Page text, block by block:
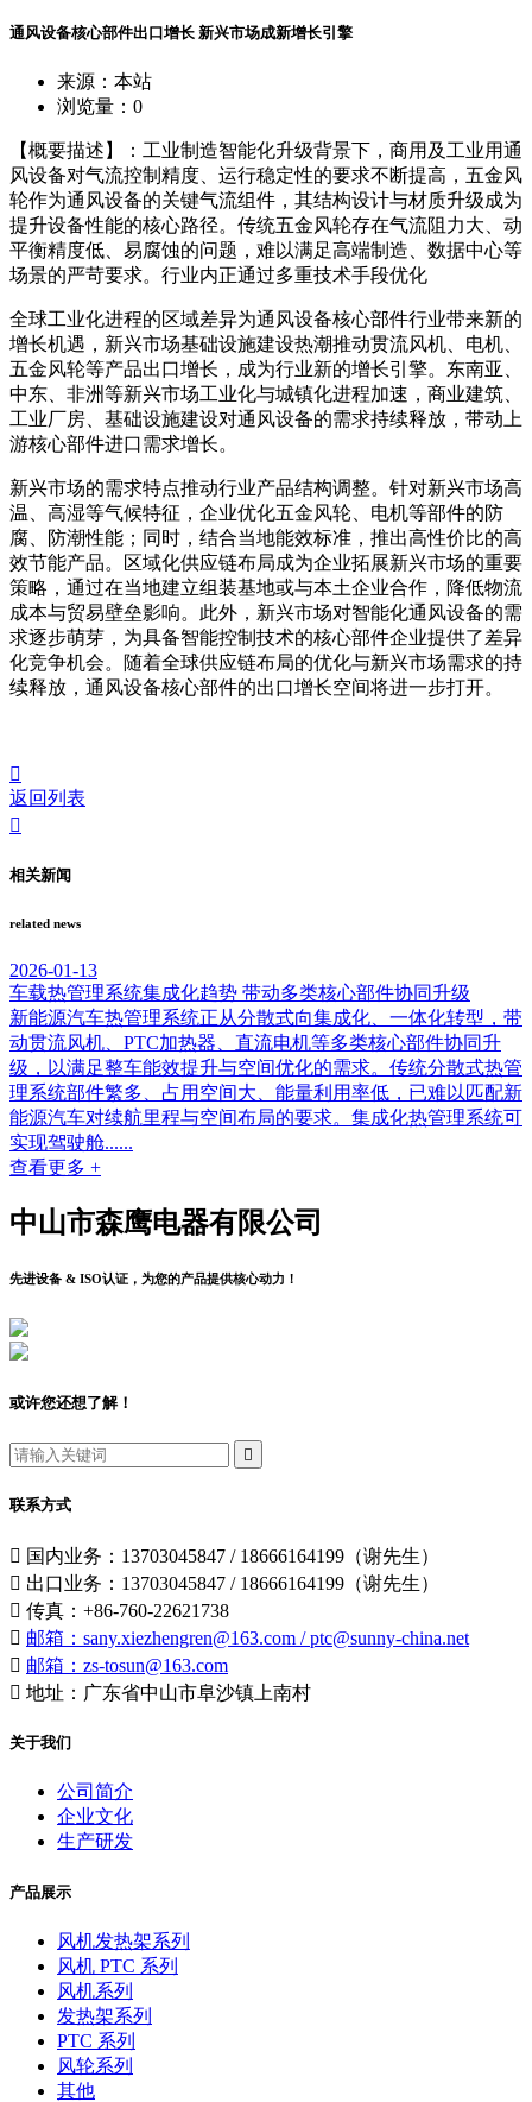
通风设备核心部件出口增长 新兴市场成新增长引擎
来源：本站
浏览量： 0
【概要描述】：工业制造智能化升级背景下，商用及工业用通
风设备对气流控制精度、运行稳定性的要求不断提高，五金风
轮作为通风设备的关键气流组件，其结构设计与材质升级成为
提升设备性能的核心路径。传统五金风轮存在气流阻力大、动
平衡精度低、易腐蚀的问题，难以满足高端制造、数据中心等
场景的严苛要求。行业内正通过多重技术手段优化
全球工业化进程的区域差异为通风设备核心部件行业带来新的
增长机遇，新兴市场基础设施建设热潮推动贯流风机、电机、
五金风轮等产品出口增长，成为行业新的增长引擎。东南亚、
中东、非洲等新兴市场工业化与城镇化进程加速，商业建筑、
工业厂房、基础设施建设对通风设备的需求持续释放，带动上
游核心部件进口需求增长。
新兴市场的需求特点推动行业产品结构调整。针对新兴市场高
温、高湿等气候特征，企业优化五金风轮、电机等部件的防
腐、防潮性能；同时，结合当地能效标准，推出高性价比的高
效节能产品。区域化供应链布局成为企业拓展新兴市场的重要
策略，通过在当地建立组装基地或与本土企业合作，降低物流
成本与贸易壁垒影响。此外，新兴市场对智能化通风设备的需
求逐步萌芽，为具备智能控制技术的核心部件企业提供了差异
化竞争机会。随着全球供应链布局的优化与新兴市场需求的持
续释放，通风设备核心部件的出口增长空间将进一步打开。

返回列表

相关新闻
related news
2026-01-13
车载热管理系统集成化趋势 带动多类核心部件协同升级
新能源汽车热管理系统正从分散式向集成化、一体化转型，带
动贯流风机、PTC加热器、直流电机等多类核心部件协同升
级，以满足整车能效提升与空间优化的需求。传统分散式热管
理系统部件繁多、占用空间大、能量利用率低，已难以匹配新
能源汽车对续航里程与空间布局的要求。集成化热管理系统可
实现驾驶舱......
查看更多 +
中山市森鹰电器有限公司
先进设备 & ISO认证，为您的产品提供核心动力！
或许您还想了解！

联系方式
 国内业务：13703045847 / 18666164199（谢先生）
 出口业务：13703045847 / 18666164199（谢先生）
 传真：+86-760-22621738
 邮箱：sany.xiezhengren@163.com / ptc@sunny-china.net
 邮箱：zs-tosun@163.com
 地址：广东省中山市阜沙镇上南村
关于我们
公司简介
企业文化
生产研发
产品展示
风机发热架系列
风机 PTC 系列
风机系列
发热架系列
PTC 系列
风轮系列
其他